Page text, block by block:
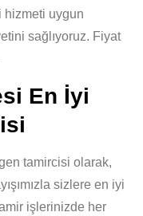
hizmeti uygun
sağlıyoruz. Fiyat
En İyi
tamircisi olarak,
sizlere en iyi
işlerinizde her